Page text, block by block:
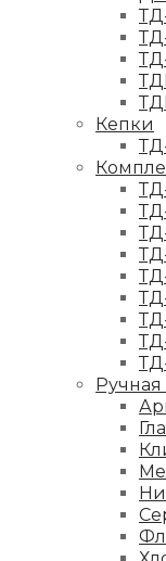
Кепки
Ручная